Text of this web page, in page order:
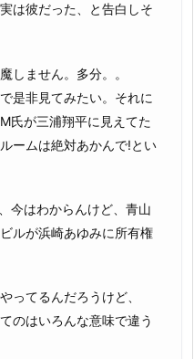
は彼だった、と告白しそ
しません。多分。。
是非見てみたい。それに
氏が三浦翔平に見えてた
ームは絶対あかんで!とい
今はわからんけど、青山
ルが浜崎あゆみに所有権
ってるんだろうけど、
のはいろんな意味で違う